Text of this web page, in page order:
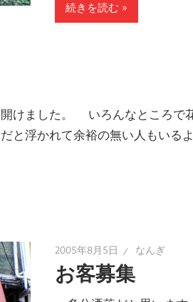
続きを読む
けました。 いろんなところで
と浮かれて余裕の無い人もいる
2005年8月5日 なんぎ
お客募集